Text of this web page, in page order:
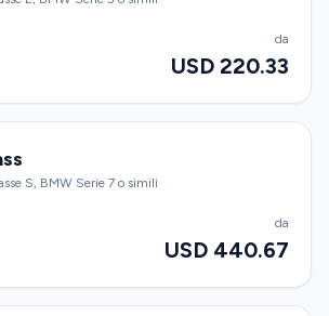
da
USD 220.33
S, BMW Serie 7 o simili
da
USD 440.67